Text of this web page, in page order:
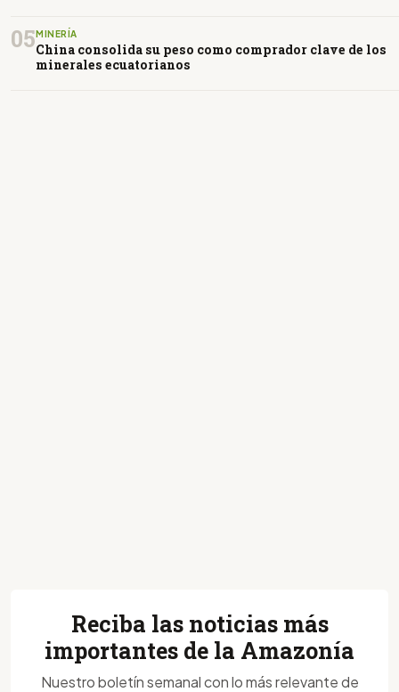
05MINERÍA
China consolida su peso como comprador clave de los
minerales ecuatorianos
Reciba las noticias más
importantes de la Amazonía
Nuestro boletín semanal con lo más relevante de